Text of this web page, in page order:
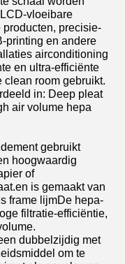
vloeibare
precisie-
printing en andere
airconditioning
en ultra-efficiënte
clean room gebruikt.
in: Deep pleat
air volume hepa
gebruikt
hoogwaardig
of
is gemaakt van
frame lijmDe hepa-
filtratie-efficiëntie,
dubbelzijdig met
om te